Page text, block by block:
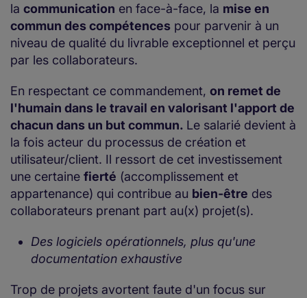
la communication en face-à-face, la mise en
commun des compétences pour parvenir à un
niveau de qualité du livrable exceptionnel et perçu
par les collaborateurs.
En respectant ce commandement, on remet de
l'humain dans le travail en valorisant l'apport de
chacun dans un but commun. Le salarié devient à
la fois acteur du processus de création et
utilisateur/client. Il ressort de cet investissement
une certaine fierté (accomplissement et
appartenance) qui contribue au bien-être des
collaborateurs prenant part au(x) projet(s).
Des logiciels opérationnels, plus qu'une
documentation exhaustive
Trop de projets avortent faute d'un focus sur